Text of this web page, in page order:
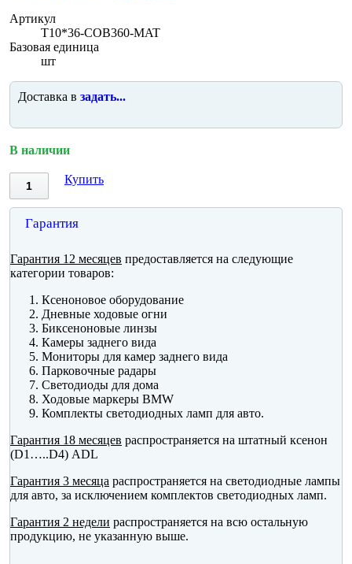
Артикул
T10*36-COB360-MAT
Базовая единица
шт
Доставка в задать...
В наличии
Купить
Гарантия
Гарантия 12 месяцев предоставляется на следующие
категории товаров:
Ксеноновое оборудование
Дневные ходовые огни
Биксеноновые линзы
Камеры заднего вида
Мониторы для камер заднего вида
Парковочные радары
Светодиоды для дома
Ходовые маркеры BMW
Комплекты светодиодных ламп для авто.
Гарантия 18 месяцев распространяется на штатный ксенон
(D1…..D4) ADL
Гарантия 3 месяца распространяется на светодиодные лампы
для авто, за исключением комплектов светодиодных ламп.
Гарантия 2 недели распространяется на всю остальную
продукцию, не указанную выше.